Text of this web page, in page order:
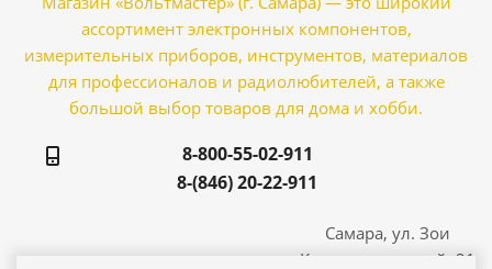
ассортимент электронных компонентов,
измерительных приборов, инструментов, материалов
для профессионалов и радиолюбителей, а также
большой выбор товаров для дома и хобби.
8-800-55-02-911
8-(846) 20-22-911
Самара, ул. Зои
Космодемьянской, 21